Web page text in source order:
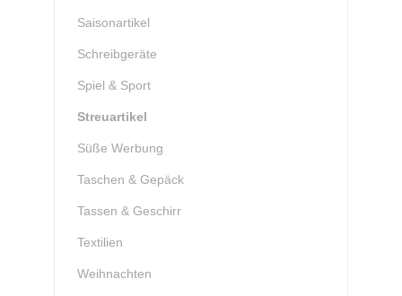
Saisonartikel
Schreibgeräte
Spiel & Sport
Streuartikel
Süße Werbung
Taschen & Gepäck
Tassen & Geschirr
Textilien
Weihnachten